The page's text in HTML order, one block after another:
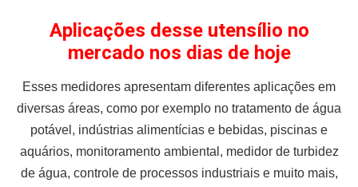
Aplicações desse utensílio no
mercado nos dias de hoje
Esses medidores apresentam diferentes aplicações em
diversas áreas, como por exemplo no tratamento de água
potável, indústrias alimentícias e bebidas, piscinas e
aquários, monitoramento ambiental, medidor de turbidez
de água, controle de processos industriais e muito mais,